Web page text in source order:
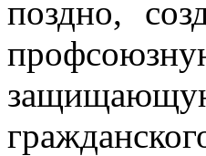
поздно,